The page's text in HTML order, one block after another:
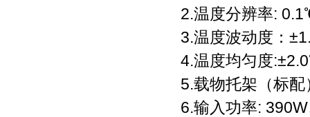
2.温度分辨率:
3.温度波动度：
4.温度均匀度
5.载物托架（标
6.输入功率: